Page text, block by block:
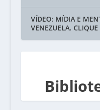
VÍDEO: MÍDIA E
VENEZUELA. CLIQUE